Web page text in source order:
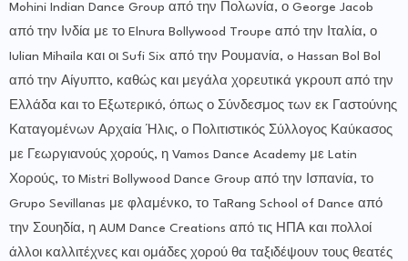
Mohini Indian Dance Group από την Πολωνία, ο George Jacob
από την Ινδία με το Elnura Bollywood Troupe από την Ιταλία, ο
Iulian Mihaila και οι Sufi Six από την Ρουμανία, o Hassan Bol Bol
από την Αίγυπτο, καθώς και μεγάλα χορευτικά γκρουπ από την
Ελλάδα και το Εξωτερικό, όπως ο Σύνδεσμος των εκ Γαστούνης
Καταγομένων Αρχαία Ήλις, ο Πολιτιστικός Σύλλογος Καύκασος
με Γεωργιανούς χορούς, η Vamos Dance Academy με Latin
Χορούς, το Mistri Bollywood Dance Group από την Ισπανία, το
Grupo Sevillanas με φλαμένκο, το TaRang School of Dance από
την Σουηδία, η AUM Dance Creations από τις ΗΠΑ και πολλοί
άλλοι καλλιτέχνες και ομάδες χορού θα ταξιδέψουν τους θεατές